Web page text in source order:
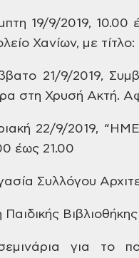
19/9/2019, 10.00
Χανίων, με τίτλο:
21/9/2019,
στη Χρυσή Ακτή.
22/9/2019,
έως 21.00
Συλλόγου
Παιδικής
για το